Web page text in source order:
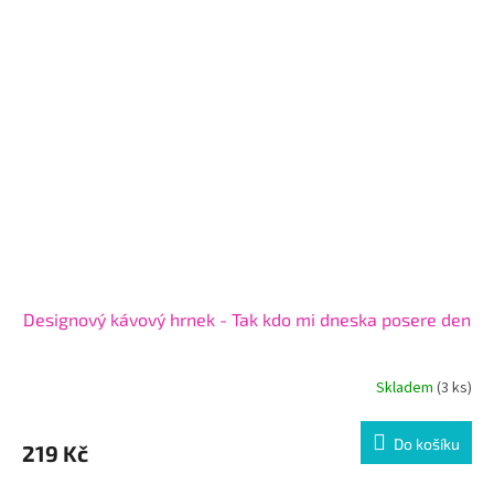
Designový kávový hrnek - Tak kdo mi dneska posere den
Skladem (3 ks)
219 Kč Do košíku